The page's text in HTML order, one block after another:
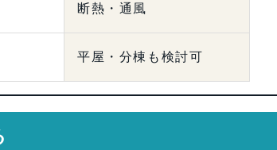
断熱・通風
平屋・分棟も検討可